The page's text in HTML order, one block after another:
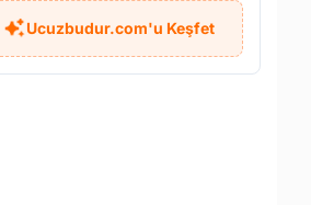
Ucuzbudur.com'u Keşfet